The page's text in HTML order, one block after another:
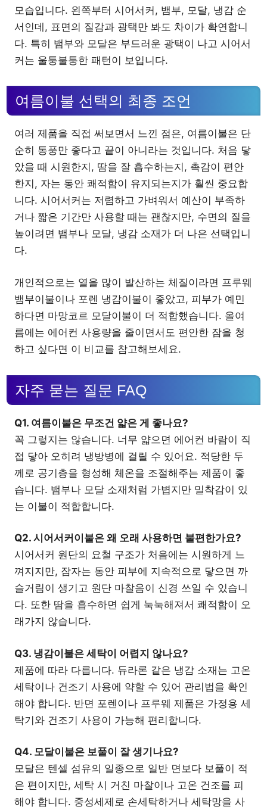
모습입니다. 왼쪽부터 시어서커, 뱀부, 모달, 냉감 순
서인데, 표면의 질감과 광택만 봐도 차이가 확연합니
다. 특히 뱀부와 모달은 부드러운 광택이 나고 시어서
커는 울퉁불퉁한 패턴이 보입니다.
여름이불 선택의 최종 조언
여러 제품을 직접 써보면서 느낀 점은, 여름이불은 단
순히 통풍만 좋다고 끝이 아니라는 것입니다. 처음 닿
았을 때 시원한지, 땀을 잘 흡수하는지, 촉감이 편안
한지, 자는 동안 쾌적함이 유지되는지가 훨씬 중요합
니다. 시어서커는 저렴하고 가벼워서 예산이 부족하
거나 짧은 기간만 사용할 때는 괜찮지만, 수면의 질을
높이려면 뱀부나 모달, 냉감 소재가 더 나은 선택입니
다.
개인적으로는 열을 많이 발산하는 체질이라면 프루웨
뱀부이불이나 포렌 냉감이불이 좋았고, 피부가 예민
하다면 마망코르 모달이불이 더 적합했습니다. 올여
름에는 에어컨 사용량을 줄이면서도 편안한 잠을 청
하고 싶다면 이 비교를 참고해보세요.
자주 묻는 질문 FAQ
Q1. 여름이불은 무조건 얇은 게 좋나요?
꼭 그렇지는 않습니다. 너무 얇으면 에어컨 바람이 직
접 닿아 오히려 냉방병에 걸릴 수 있어요. 적당한 두
께로 공기층을 형성해 체온을 조절해주는 제품이 좋
습니다. 뱀부나 모달 소재처럼 가볍지만 밀착감이 있
는 이불이 적합합니다.
Q2. 시어서커이불은 왜 오래 사용하면 불편한가요?
시어서커 원단의 요철 구조가 처음에는 시원하게 느
껴지지만, 잠자는 동안 피부에 지속적으로 닿으면 까
슬거림이 생기고 원단 마찰음이 신경 쓰일 수 있습니
다. 또한 땀을 흡수하면 쉽게 눅눅해져서 쾌적함이 오
래가지 않습니다.
Q3. 냉감이불은 세탁이 어렵지 않나요?
제품에 따라 다릅니다. 듀라론 같은 냉감 소재는 고온
세탁이나 건조기 사용에 약할 수 있어 관리법을 확인
해야 합니다. 반면 포렌이나 프루웨 제품은 가정용 세
탁기와 건조기 사용이 가능해 편리합니다.
Q4. 모달이불은 보풀이 잘 생기나요?
모달은 텐셀 섬유의 일종으로 일반 면보다 보풀이 적
은 편이지만, 세탁 시 거친 마찰이나 고온 건조를 피
해야 합니다. 중성세제로 손세탁하거나 세탁망을 사